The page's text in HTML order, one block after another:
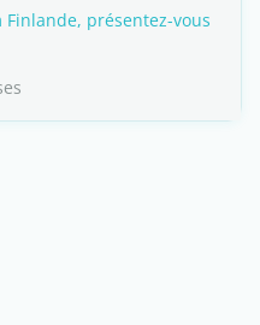
présentez-vous